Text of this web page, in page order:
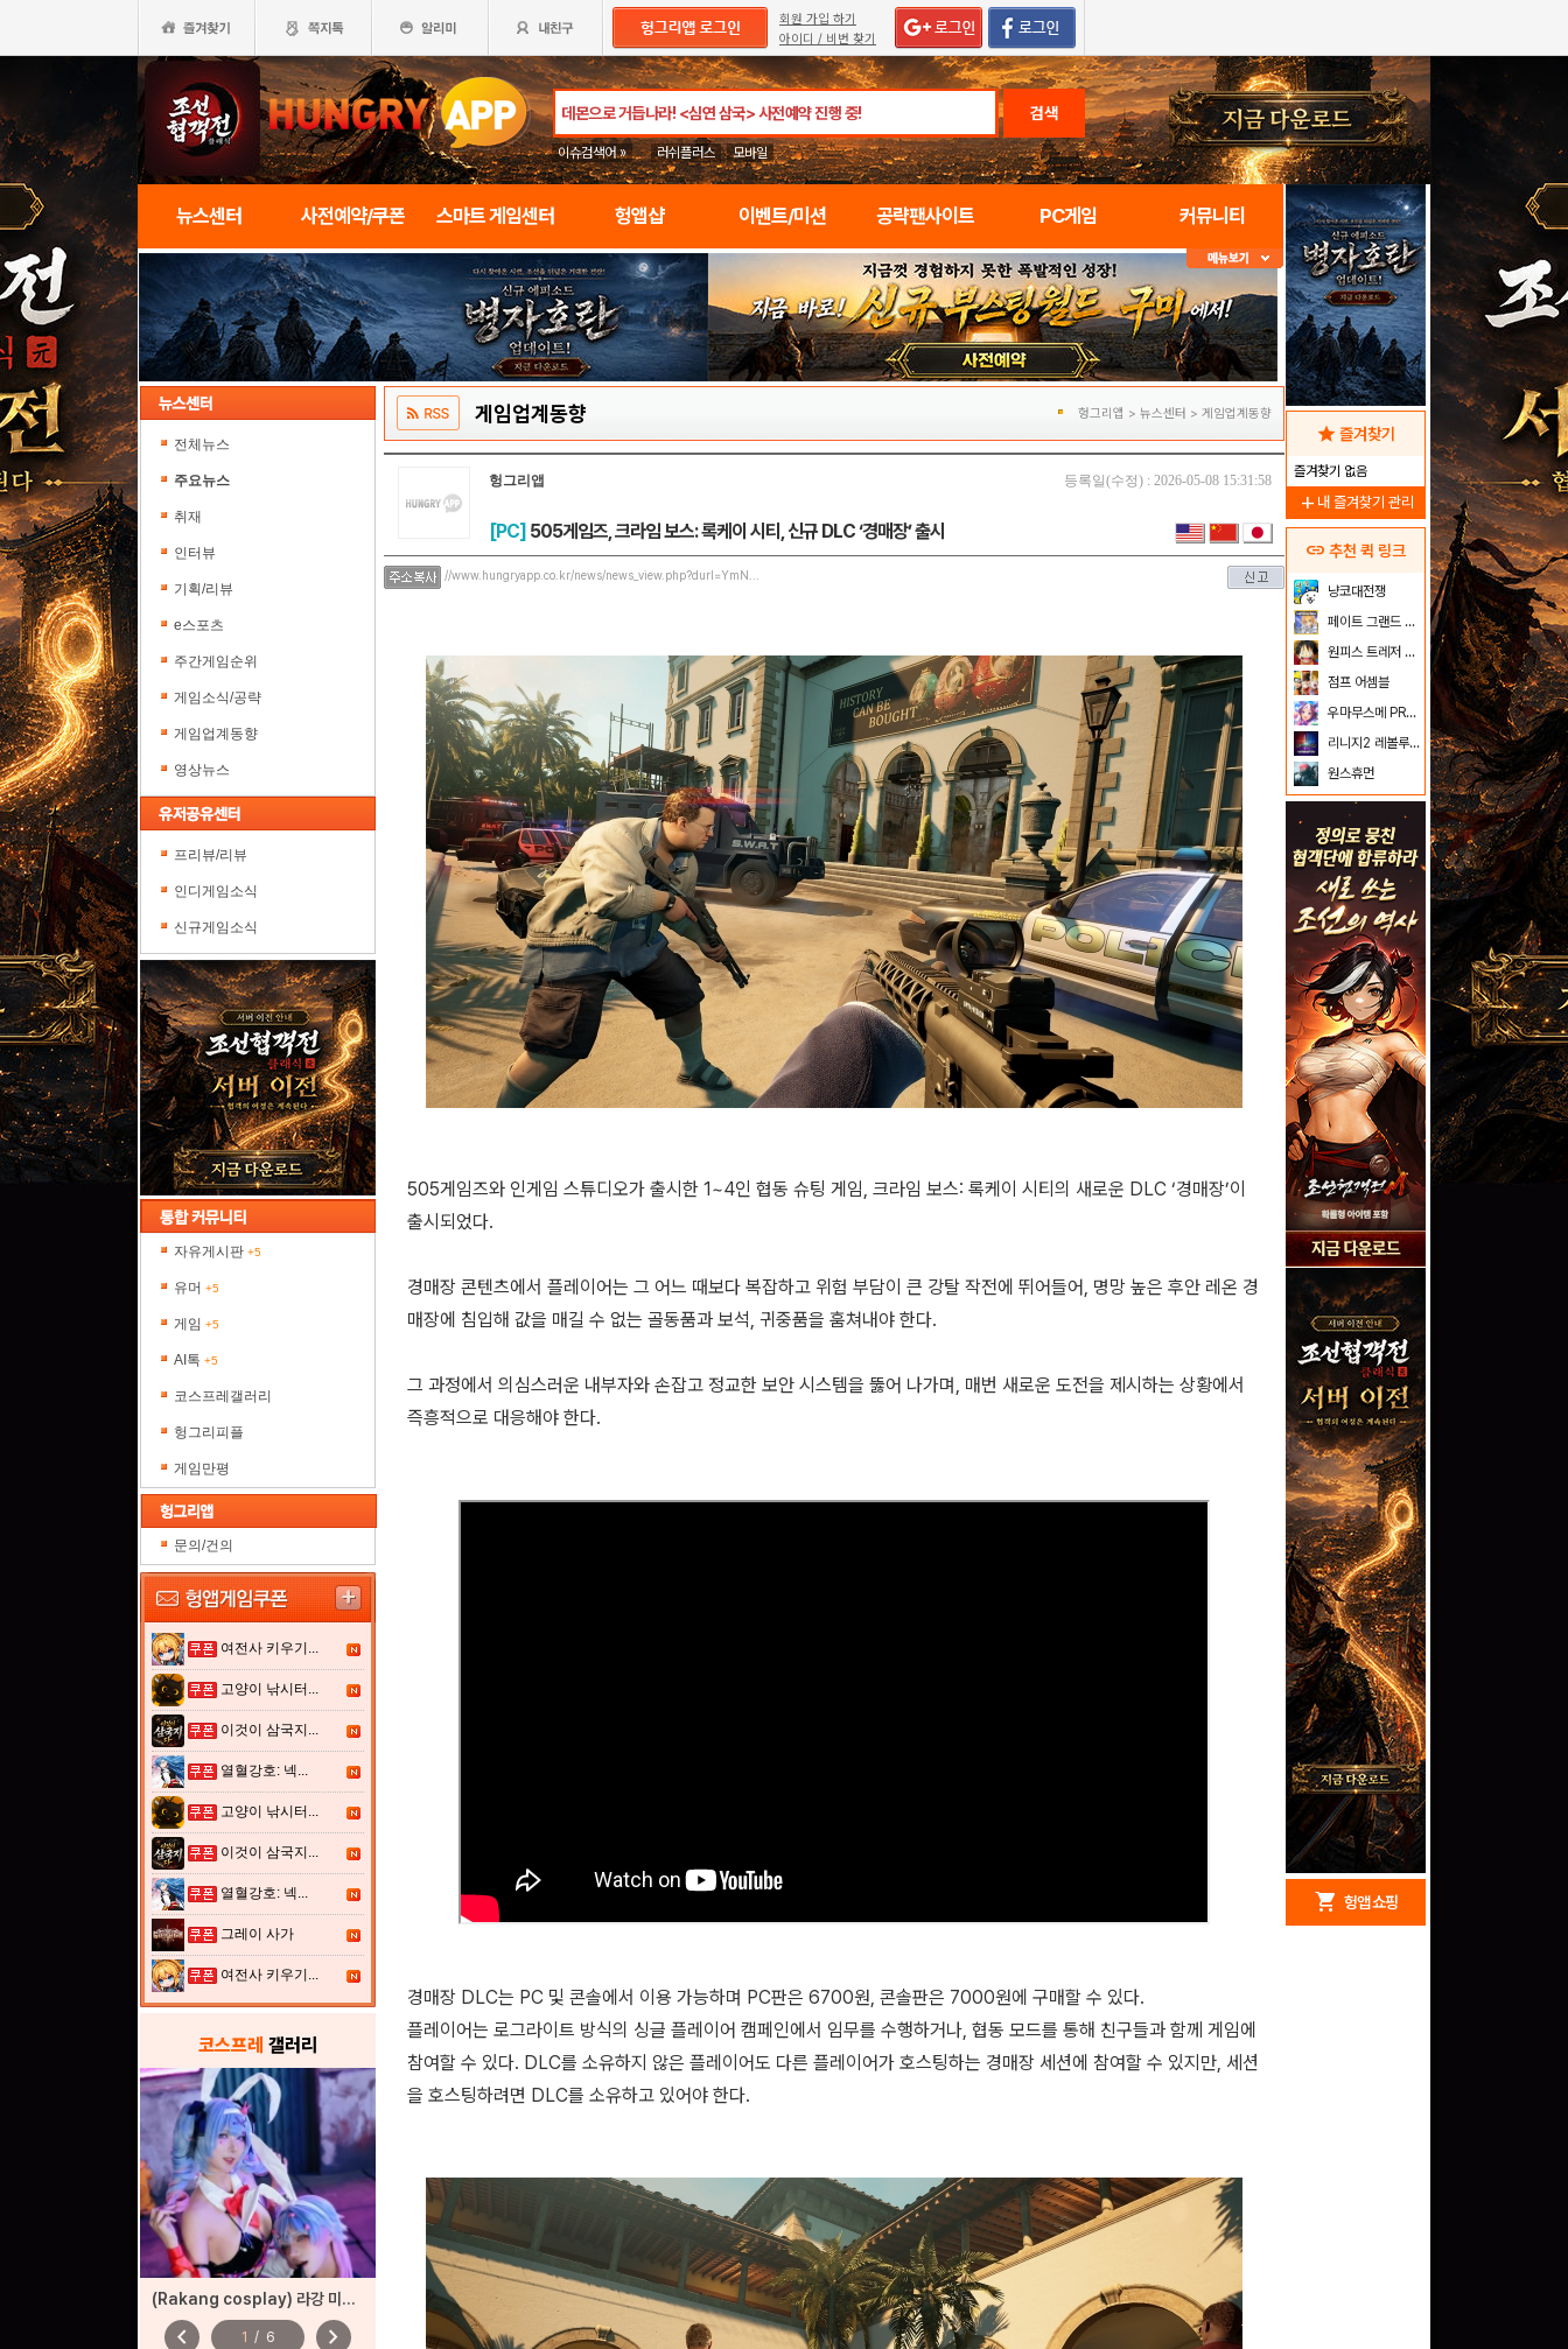
회원 가입 하기
아이디 / 비번 찾기
검색
이슈검색어 » 러쉬플러스 모바일
뉴스센터 사전예약/쿠폰 스마트 게임센터 헝앱샵 이벤트/미션 공략팬사이트 PC게임 커뮤니티
전체뉴스
주요뉴스
취재
인터뷰
기획/리뷰
e스포츠
주간게임순위
게임소식/공략
게임업계동향
영상뉴스
프리뷰/리뷰
인디게임소식
신규게임소식
자유게시판 +5
유머 +5
게임 +5
AI톡 +5
코스프레갤러리
헝그리피플
게임만평
문의/건의
여전사 키우기...
고양이 낚시터...
이것이 삼국지...
열혈강호: 넥...
고양이 낚시터...
이것이 삼국지...
열혈강호: 넥...
그레이 사가
여전사 키우기...
코스프레 갤러리
(Rakang cosplay) 라강 미쿠 코스프레
chevron_left 1 / 6 chevron_right
게임업계동향 헝그리앱 > 뉴스센터 > 게임업계동향
헝그리앱 등록일(수정) : 2026-05-08 15:31:58
[PC] 505게임즈, 크라임 보스: 록케이 시티, 신규 DLC ‘경매장’ 출시
//www.hungryapp.co.kr/news/news_view.php?durl=YmN...
505게임즈와 인게임 스튜디오가 출시한 1~4인 협동 슈팅 게임, 크라임 보스: 록케이 시티의 새로운 DLC ‘경매장’이
출시되었다.
경매장 콘텐츠에서 플레이어는 그 어느 때보다 복잡하고 위험 부담이 큰 강탈 작전에 뛰어들어, 명망 높은 후안 레온 경
매장에 침입해 값을 매길 수 없는 골동품과 보석, 귀중품을 훔쳐내야 한다.
그 과정에서 의심스러운 내부자와 손잡고 정교한 보안 시스템을 뚫어 나가며, 매번 새로운 도전을 제시하는 상황에서
즉흥적으로 대응해야 한다.
경매장 DLC는 PC 및 콘솔에서 이용 가능하며 PC판은 6700원, 콘솔판은 7000원에 구매할 수 있다.
플레이어는 로그라이트 방식의 싱글 플레이어 캠페인에서 임무를 수행하거나, 협동 모드를 통해 친구들과 함께 게임에
참여할 수 있다. DLC를 소유하지 않은 플레이어도 다른 플레이어가 호스팅하는 경매장 세션에 참여할 수 있지만, 세션
을 호스팅하려면 DLC를 소유하고 있어야 한다.
star 즐겨찾기
즐겨찾기 없음
add 내 즐겨찾기 관리
link 추천 퀵 링크
냥코대전쟁
페이트 그랜드 오더
원피스 트레저 크루즈
점프 어셈블
우마무스메 PRETTY DERBY
리니지2 레볼루션
원스휴먼
문화상품권 10000원
(추첨)
100 밥알
첨)
100 밥알
구글 플레이 기프트카드
15,000원 (추첨)
shopping_cart 헝앱 쇼핑